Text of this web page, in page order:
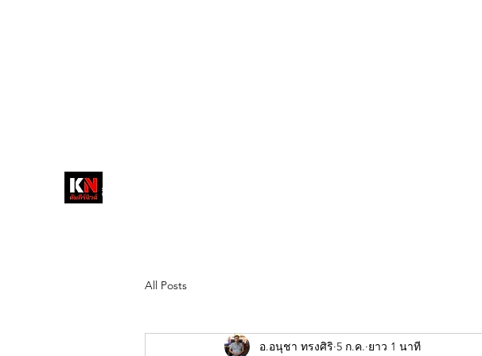
วส์
สื่อลึกวงการสงฆ์ เจาะตรงพระเครื่อง
All Posts
อ.อนุชา ทรงศิริ 5 ก.ค. ยาว 1 นาที